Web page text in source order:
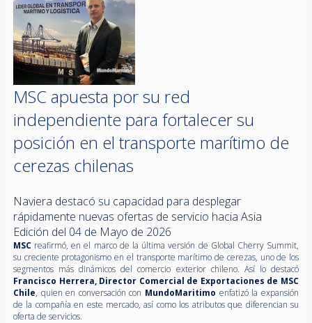
MSC apuesta por su red
independiente para fortalecer su
posición en el transporte marítimo de
cerezas chilenas
Naviera destacó su capacidad para desplegar
rápidamente nuevas ofertas de servicio hacia Asia
Edición del 04 de Mayo de 2026
MSCreafirmó, en el marco de la última versión de Global Cherry Summit,
su creciente protagonismo en el transporte marítimo de cerezas, uno de los
segmentos más dinámicos del comercio exterior chileno. Así lo destacó
Francisco Herrera, Director Comercial de Exportaciones de MSC
Chile, quien en conversación con MundoMaritimo enfatizó la expansión
de la compañía en este mercado, así como los atributos que diferencian su
oferta de servicios.